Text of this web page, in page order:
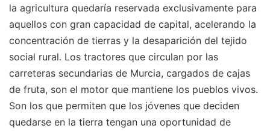
la agricultura quedaría reservada exclusivamente para
aquellos con gran capacidad de capital, acelerando la
concentración de tierras y la desaparición del tejido
social rural. Los tractores que circulan por las
carreteras secundarias de Murcia, cargados de cajas
de fruta, son el motor que mantiene los pueblos vivos.
Son los que permiten que los jóvenes que deciden
quedarse en la tierra tengan una oportunidad de